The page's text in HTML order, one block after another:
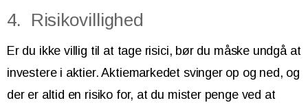
4. Risikovillighed
Er du ikke villig til at tage risici, bør du måske undgå at
investere i aktier. Aktiemarkedet svinger op og ned, og
der er altid en risiko for, at du mister penge ved at